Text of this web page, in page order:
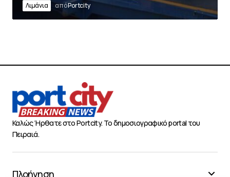
Λιμάνια απόPortcity
Καλώς Ήρθατε στο Portcity. Το δημοσιογραφικό portal του
Πειραιά.
Πλοήγηση